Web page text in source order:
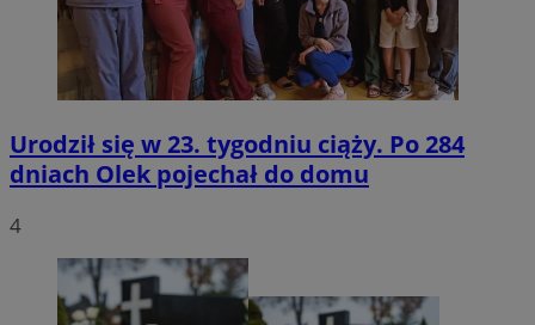
Urodził się w 23. tygodniu ciąży. Po 284
dniach Olek pojechał do domu
4